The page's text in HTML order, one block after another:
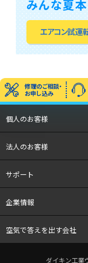
みんな夏
エアコン試運
修理のご相談・
お申し込み
個人のお客様
法人のお客様
サポート
企業情報
空気で答えを出す会社
ダイキン工業